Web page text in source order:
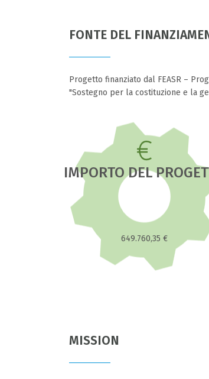
FONTE DEL
Progetto finanziato dal FEASR –
"Sostegno per la costituzione e la
IMPORTO DEL
649.760,35 €
MISSION